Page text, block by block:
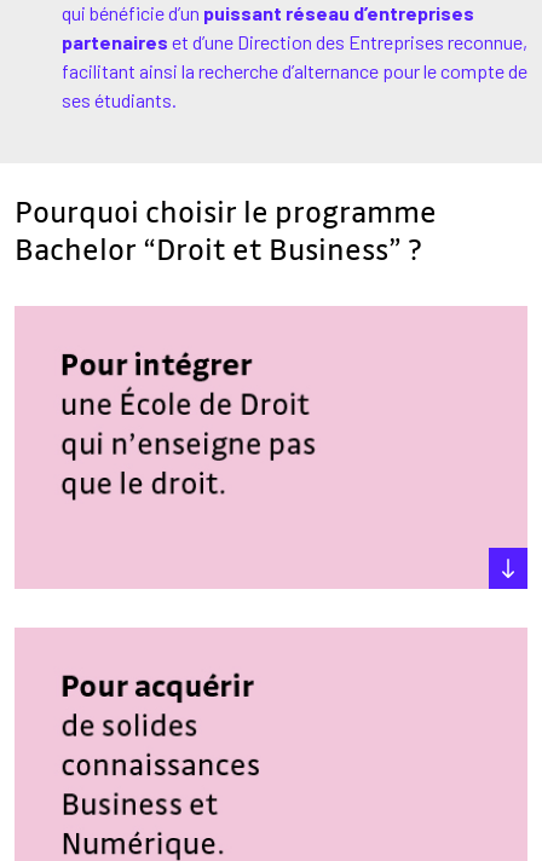
qui bénéficie d’un puissant réseau d’entreprises
partenaires et d’une Direction des Entreprises reconnue,
facilitant ainsi la recherche d’alternance pour le compte de
ses étudiants.
Pourquoi choisir le programme
Bachelor “Droit et Business” ?